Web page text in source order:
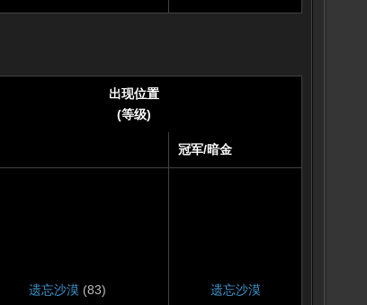
出现位置
(等级)
冠军/暗金
遗忘沙漠(83) 遗忘沙漠